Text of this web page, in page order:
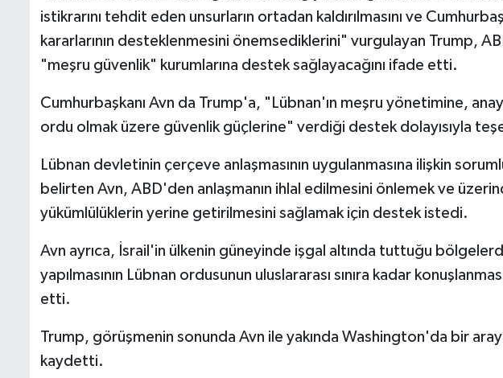
istikrarını tehdit eden unsurların ortadan kaldırılmasını ve
kararlarının desteklenmesini önemsediklerini" vurgulayan Trump,
"meşru güvenlik" kurumlarına destek sağlayacağını ifade etti.
Cumhurbaşkanı Avn da Trump'a, "Lübnan'ın meşru yönetimine,
ordu olmak üzere güvenlik güçlerine" verdiği destek dolayısıyla
Lübnan devletinin çerçeve anlaşmasının uygulanmasına ilişkin
belirten Avn, ABD'den anlaşmanın ihlal edilmesini önlemek ve
yükümlülüklerin yerine getirilmesini sağlamak için destek istedi.
Avn ayrıca, İsrail'in ülkenin güneyinde işgal altında tuttuğu
yapılmasının Lübnan ordusunun uluslararası sınıra kadar
etti.
Trump, görüşmenin sonunda Avn ile yakında Washington'da bir
kaydetti.